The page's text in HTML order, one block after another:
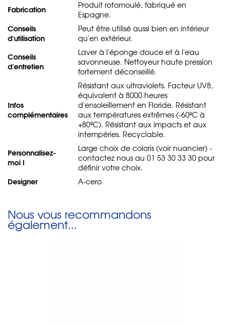
Fabrication
Produit rotomoulé, fabriqué en
Espagne.
Conseils
d'utilisation
Peut être utilisé aussi bien en intérieur
qu'en extérieur.
Conseils
d'entretien
Laver à l'éponge douce et à l'eau
savonneuse. Nettoyeur haute pression
fortement déconseillé.
Infos
complémentaires
Résistant aux ultraviolets. Facteur UV8,
équivalent à 8000 heures
d'ensoleillement en Floride. Résistant
aux températures extrêmes (-60ºC à
+80ºC). Résistant aux impacts et aux
intempéries. Recyclable.
Personnalisez-
moi !
Large choix de coloris (voir nuancier) -
contactez nous au 01 53 30 33 30 pour
définir votre choix.
Designer A-cero
Nous vous recommandons
également...